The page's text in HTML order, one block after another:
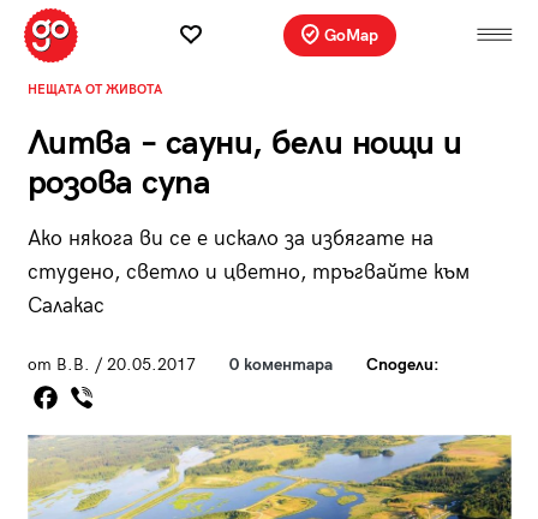
GoMap
НЕЩАТА ОТ ЖИВОТА
Литва – сауни, бели нощи и
розова супа
Ако някога ви се е искало за избягате на
студено, светло и цветно, тръгвайте към
Салакас
от В.В. / 20.05.2017 0 коментара Сподели: